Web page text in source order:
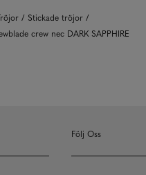
Stickade tröjor
crew nec DARK SAPPHIRE
Följ Oss